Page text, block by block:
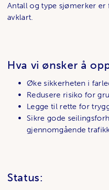
Antall og type sjømerker
avklart.
Hva vi ønsker å
Øke sikkerheten i
Redusere risiko for
Legge til rette for
Sikre gode
gjennomgående
Status: